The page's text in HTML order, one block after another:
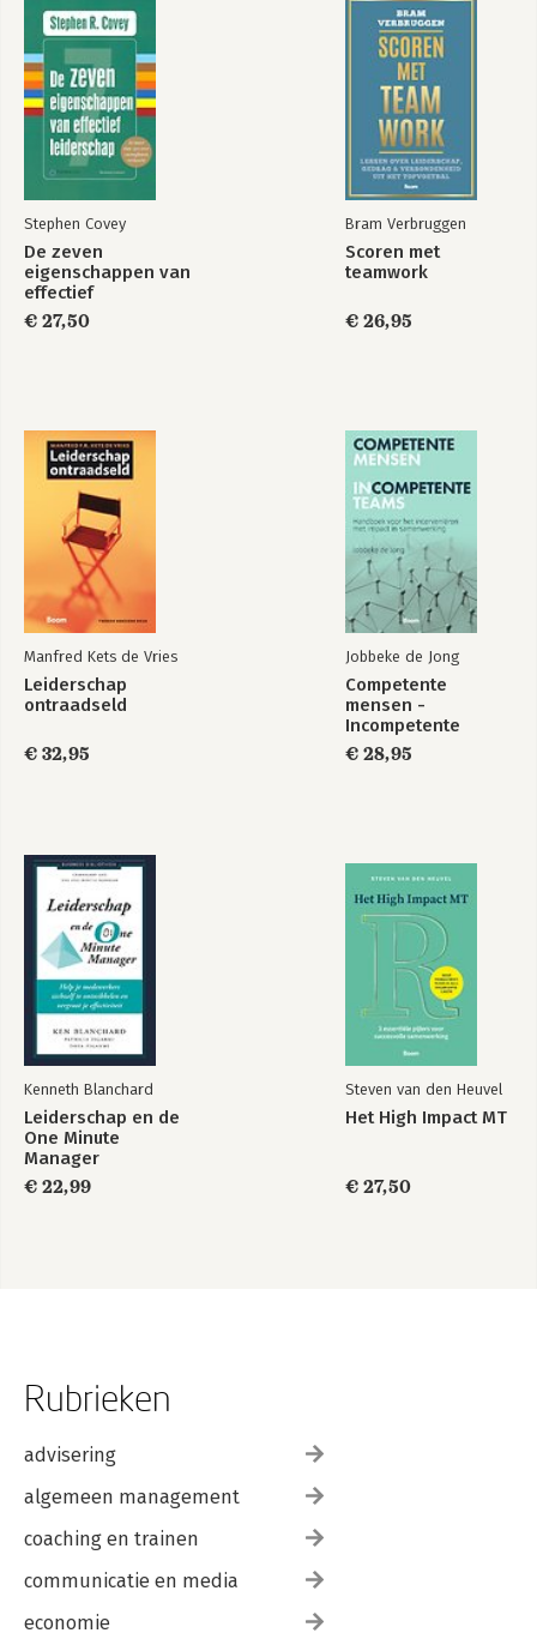
Leading in a Wicked
World
The Leadership
- Anticipation for innovation
Which executive coach suits you?
Authors
Acknowledgments
Index
Stephen Covey
De zeven
eigenschappen van
effectief
leiderschap
€ 27,50
Bram Verbruggen
Scoren met
teamwork
€ 26,95
Manfred Kets de Vries
Leiderschap
ontraadseld
€ 32,95
Jobbeke de Jong
Competente
mensen -
Incompetente
teams
€ 28,95
Kenneth Blanchard
Leiderschap en de
One Minute
Manager
€ 22,99
Steven van den Heuvel
Het High Impact MT
€ 27,50
Rubrieken
advisering
algemeen management
coaching en trainen
communicatie en media
economie